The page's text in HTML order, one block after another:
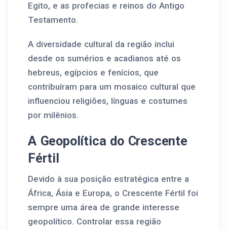
Egito, e as profecias e reinos do Antigo
Testamento.
A diversidade cultural da região inclui
desde os sumérios e acadianos até os
hebreus, egípcios e fenícios, que
contribuíram para um mosaico cultural que
influenciou religiões, línguas e costumes
por milênios.
A Geopolítica do Crescente
Fértil
Devido à sua posição estratégica entre a
África, Ásia e Europa, o Crescente Fértil foi
sempre uma área de grande interesse
geopolítico. Controlar essa região